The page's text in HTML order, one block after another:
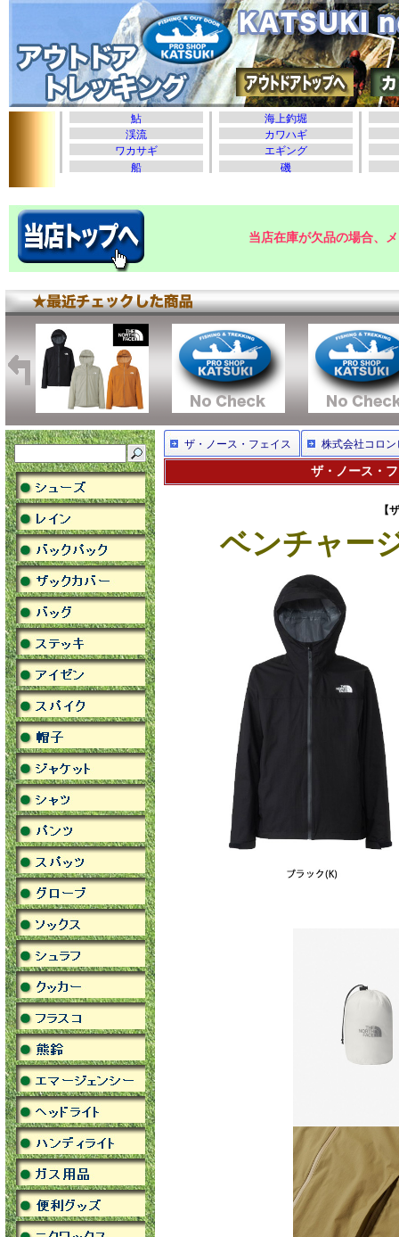
当店在庫が欠品の場合、
ザ・ノース・フェイス 株式会社コロン
ザ・ノース・
【
ベンチャー